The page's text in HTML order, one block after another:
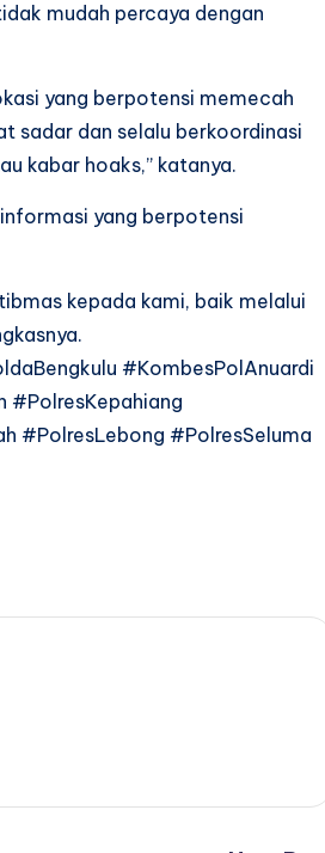
mudah percaya dengan
yang berpotensi memecah
sadar dan selalu berkoordinasi
kabar hoaks,” katanya.
yang berpotensi
kepada kami, baik melalui
#KombesPolAnuardi
#PolresKepahiang
#PolresLebong #PolresSeluma